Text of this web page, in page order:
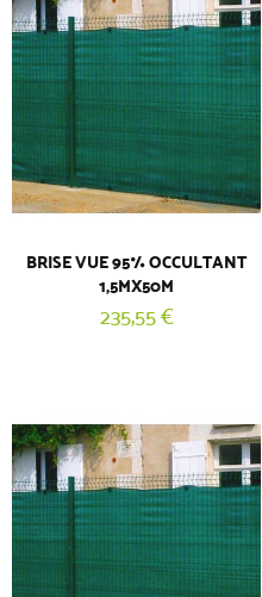
BRISE VUE 95% OCCULTANT
1,5MX50M
235,55 €